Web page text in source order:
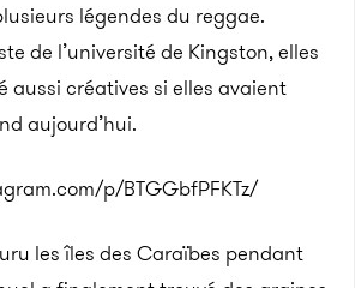
légendes du reggae.
de l’université de Kingston, elles
aussi créatives si elles avaient
aujourd’hui.
p/BTGGbfPFKTz/
les îles des Caraïbes pendant